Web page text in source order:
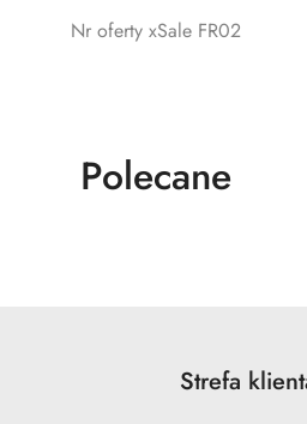
Nr oferty xSale FR02
Produkty
Polecane
Strefa